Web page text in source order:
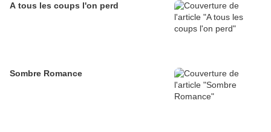
A tous les coups l'on perd
Sombre Romance